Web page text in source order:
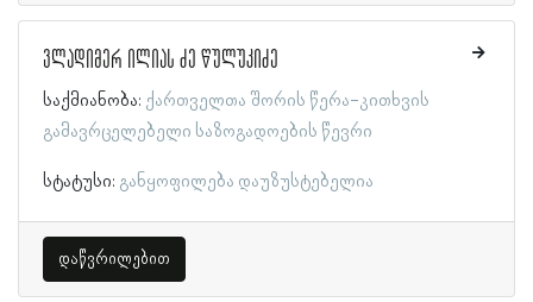
ვლადიმერ ილიას ძე წულუკიძე
საქმიანობა: ქართველთა შორის წერა-კითხვის
გამავრცელებელი საზოგადოების წევრი
სტატუსი: განყოფილება დაუზუსტებელია
დაწვრილებით